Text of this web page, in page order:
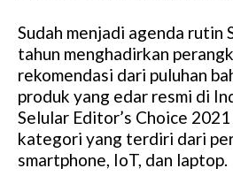
Sudah menjadi agenda rutin
tahun menghadirkan
rekomendasi dari puluhan
produk yang edar resmi di
Selular Editor’s Choice
kategori yang terdiri dari
smartphone, IoT, dan laptop.